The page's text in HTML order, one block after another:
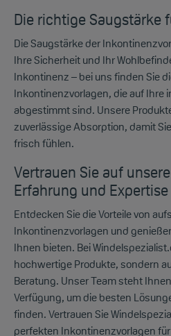
Die richtige Saugstärke
Die Saugstärke der
Ihre Sicherheit und Ihr
Inkontinenz – bei uns finden Sie
Inkontinenzvorlagen, die auf Ihre
abgestimmt sind. Unsere
zuverlässige Absorption, damit
frisch fühlen.
Vertrauen Sie auf
Erfahrung und Expertise
Entdecken Sie die Vorteile von
Inkontinenzvorlagen und
Ihnen bieten. Bei
hochwertige Produkte, sondern
Beratung. Unser Team steht
Verfügung, um die besten
finden. Vertrauen Sie
perfekten Inkontinenzvorlagen